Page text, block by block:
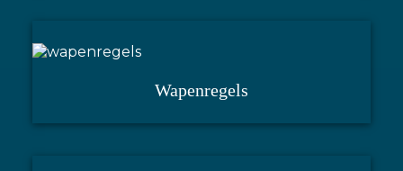
Wapenregels